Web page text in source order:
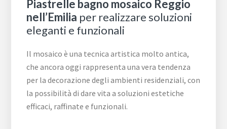
Piastrelle bagno mosaico Reggio
nell’Emilia per realizzare soluzioni
eleganti e funzionali
Il mosaico è una tecnica artistica molto antica,
che ancora oggi rappresenta una vera tendenza
per la decorazione degli ambienti residenziali, con
la possibilità di dare vita a soluzioni estetiche
efficaci, raffinate e funzionali.